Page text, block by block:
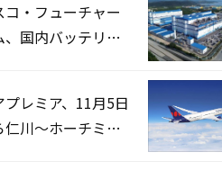
コ・フューチャー
、国内バッテリー
プレミア、11月5日
仁川〜ホーチミン